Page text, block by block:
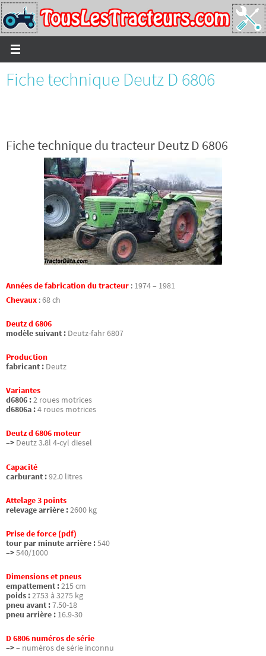
Passer
vers
le
contenu
Fiche technique Deutz D 6806
Fiche technique du tracteur Deutz D 6806
Années de fabrication du tracteur : 1974 – 1981
Chevaux :68 ch
Deutz d 6806
modèle suivant : Deutz-fahr 6807
Production
fabricant : Deutz
Variantes
d6806 :2 roues motrices
d6806a :4 roues motrices
Deutz d 6806 moteur
–> Deutz 3.8l 4-cyl diesel
Capacité
carburant :92.0 litres
Attelage 3 points
relevage arrière :2600 kg
Prise de force (pdf)
tour par minute arrière :540
–>540/1000
Dimensions et pneus
empattement :215 cm
poids :2753 à 3275 kg
pneu avant :7.50-18
pneu arrière : 16.9-30
D 6806 numéros de série
–>– numéros de série inconnu